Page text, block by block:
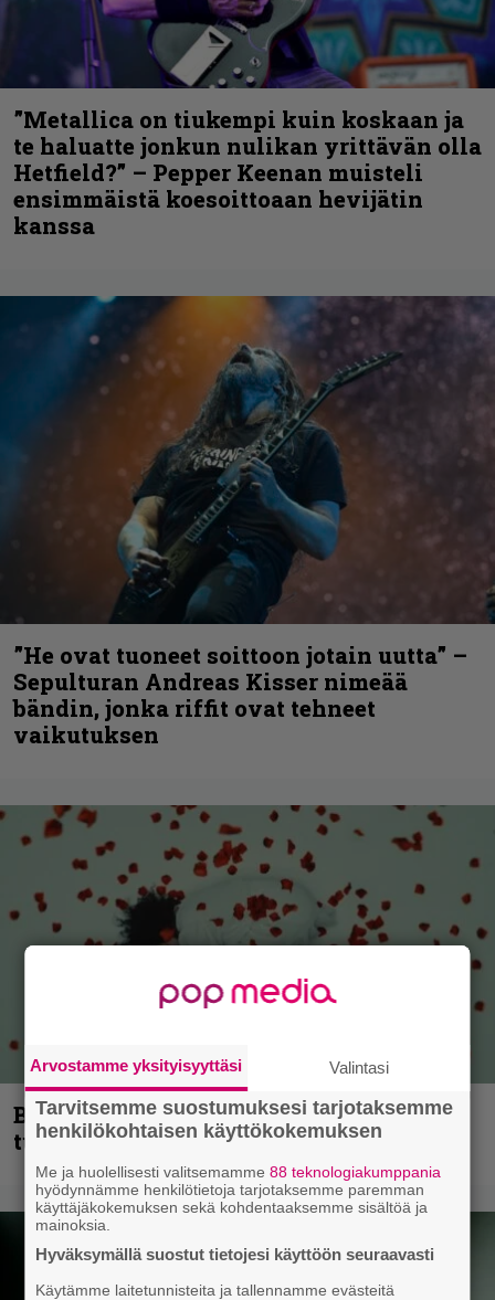
”Metallica on tiukempi kuin koskaan ja
te haluatte jonkun nulikan yrittävän olla
Hetfield?” – Pepper Keenan muisteli
ensimmäistä koesoittoaan hevijätin
kanssa
”He ovat tuoneet soittoon jotain uutta” –
Sepulturan Andreas Kisser nimeää
bändin, jonka riffit ovat tehneet
vaikutuksen
Blind Channel palaa rytinällä –
tuplasingle videoineen julki
Arvostamme yksityisyyttäsi Valintasi
Tarvitsemme suostumuksesi tarjotaksemme
henkilökohtaisen käyttökokemuksen
Me ja huolellisesti valitsemamme88 teknologiakumppania
hyödynnämme henkilötietoja tarjotaksemme paremman
käyttäjäkokemuksen sekä kohdentaaksemme sisältöä ja
mainoksia.
Hyväksymällä suostut tietojesi käyttöön seuraavasti
Käytämme laitetunnisteita ja tallennamme evästeitä